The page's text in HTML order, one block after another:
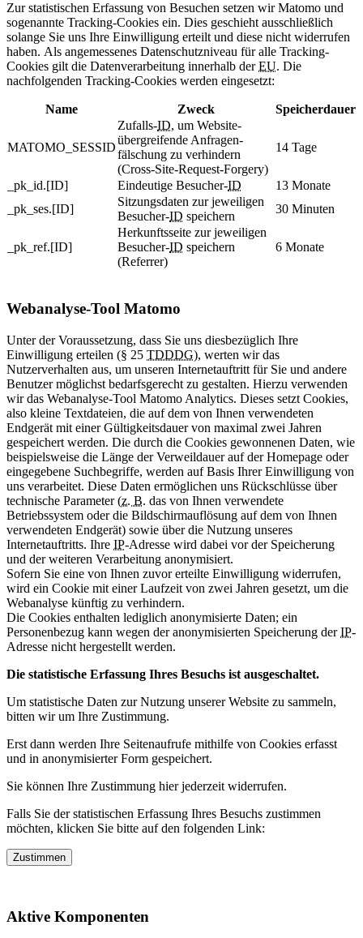
Zur statistischen Erfassung von Besuchen setzen wir Matomo und
sogenannte Tracking-Cookies ein. Dies geschieht ausschließlich
solange Sie uns Ihre Einwilligung erteilt und diese nicht widerrufen
haben. Als angemessenes Datenschutzniveau für alle Tracking-
Cookies gilt die Datenverarbeitung innerhalb derEU. Die
nachfolgenden Tracking-Cookies werden eingesetzt:
Name Zweck Speicherdauer
MATOMO_SESSID
Zufalls-ID, um Website-
übergreifende Anfragen-
fälschung zu verhindern
(Cross-Site-Request-Forgery)
14 Tage
_pk_id.[ID] Eindeutige Besucher-ID
13 Monate
_pk_ses.[ID]
Sitzungsdaten zur jeweiligen
Besucher-ID speichern
30 Minuten
_pk_ref.[ID]
Herkunftsseite zur jeweiligen
Besucher-ID speichern
(Referrer)
6 Monate
Webanalyse-Tool Matomo
Unter der Voraussetzung, dass Sie uns diesbezüglich Ihre
Einwilligung erteilen (§ 25 TDDDG), werten wir das
Nutzerverhalten aus, um unseren Internetauftritt für Sie und andere
Benutzer möglichst bedarfsgerecht zu gestalten. Hierzu verwenden
wir das Webanalyse-Tool Matomo Analytics. Dieses setzt Cookies,
also kleine Textdateien, die auf dem von Ihnen verwendeten
Endgerät mit einer Gültigkeitsdauer von maximal zwei Jahren
gespeichert werden. Die durch die Cookies gewonnenen Daten, wie
beispielsweise die Länge der Verweildauer auf der Homepage oder
eingegebene Suchbegriffe, werden auf Basis Ihrer Einwilligung von
uns verarbeitet. Diese Daten ermöglichen uns Rückschlüsse über
technische Parameter (z. B. das von Ihnen verwendete
Betriebssystem oder die Bildschirmauflösung auf dem von Ihnen
verwendeten Endgerät) sowie über die Nutzung unseres
Internetauftritts. Ihre IP-Adresse wird dabei vor der Speicherung
und der weiteren Verarbeitung anonymisiert.
Sofern Sie eine von Ihnen zuvor erteilte Einwilligung widerrufen,
wird ein Cookie mit einer Laufzeit von zwei Jahren gesetzt, um die
Webanalyse künftig zu verhindern.
Die Cookies enthalten lediglich anonymisierte Daten; ein
Personenbezug kann wegen der anonymisierten Speicherung derIP-
Adresse nicht hergestellt werden.
Die statistische Erfassung Ihres Besuchs ist ausgeschaltet.
Um statistische Daten zur Nutzung unserer Website zu sammeln,
bitten wir um Ihre Zustimmung.
Erst dann werden Ihre Seitenaufrufe mithilfe von Cookies erfasst
und in anonymisierter Form gespeichert.
Sie können Ihre Zustimmung hier jederzeit widerrufen.
Falls Sie der statistischen Erfassung Ihres Besuchs zustimmen
möchten, klicken Sie bitte auf den folgenden Link:
Zustimmen
Aktive Komponenten